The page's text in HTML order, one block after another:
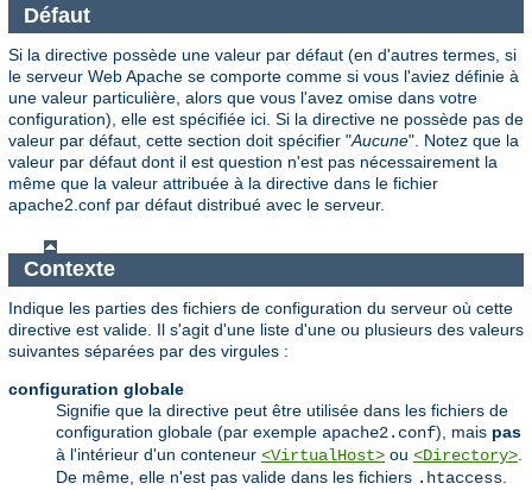
Défaut
Si la directive possède une valeur par défaut (en d'autres termes, si
le serveur Web Apache se comporte comme si vous l'aviez définie à
une valeur particulière, alors que vous l'avez omise dans votre
configuration), elle est spécifiée ici. Si la directive ne possède pas de
valeur par défaut, cette section doit spécifier "Aucune". Notez que la
valeur par défaut dont il est question n'est pas nécessairement la
même que la valeur attribuée à la directive dans le fichier
apache2.conf par défaut distribué avec le serveur.
Contexte
Indique les parties des fichiers de configuration du serveur où cette
directive est valide. Il s'agit d'une liste d'une ou plusieurs des valeurs
suivantes séparées par des virgules :
configuration globale
Signifie que la directive peut être utilisée dans les fichiers de
configuration globale (par exemple apache2.conf), mais pas
à l'intérieur d'un conteneur <VirtualHost> ou <Directory>
De même, elle n'est pas valide dans les fichiers .htaccess